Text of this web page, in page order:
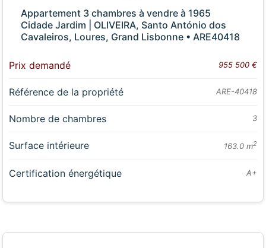
Appartement 3 chambres à vendre à 1965
Cidade Jardim | OLIVEIRA, Santo António dos
Cavaleiros, Loures, Grand Lisbonne • ARE40418
Prix demandé 955 500 €
Référence de la propriété ARE-40418
Nombre de chambres 3
Surface intérieure 163.0 m2
Certification énergétique A+